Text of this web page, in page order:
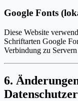
Google Fonts
Diese Website
Schriftarten Google
Verbindung zu
6.